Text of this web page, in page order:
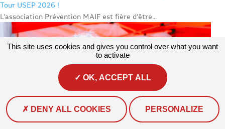
Tour USEP 2026 !
L’association Prévention MAIF est fière d’être...
This site uses cookies and gives you control over what you want
to activate
OK, ACCEPT ALL
DENY ALL COOKIES PERSONALIZE